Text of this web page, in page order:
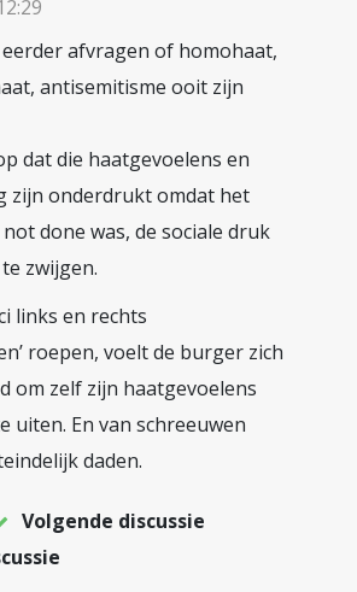
eerder afvragen of homohaat,
antisemitisme ooit zijn
dat die haatgevoelens en
zijn onderdrukt omdat het
done was, de sociale druk
zwijgen.
links en rechts
roepen, voelt de burger zich
om zelf zijn haatgevoelens
uiten. En van schreeuwen
daden.
Volgende discussie